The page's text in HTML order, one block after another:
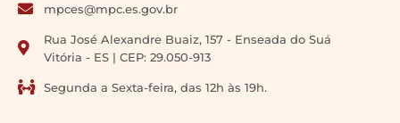
mpces@mpc.es.gov.br
Rua José Alexandre Buaiz, 157 - Enseada do Suá
Vitória - ES | CEP: 29.050-913
Segunda a Sexta-feira, das 12h às 19h.